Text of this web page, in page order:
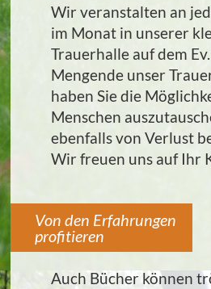
Wir veranstalten an
im Monat in unserer
Trauerhalle auf dem
Mengende unser
haben Sie die
Menschen
ebenfalls von Verlust
Wir freuen uns auf Ihr
Von den Erfahrungen
profitieren
Auch Bücher können